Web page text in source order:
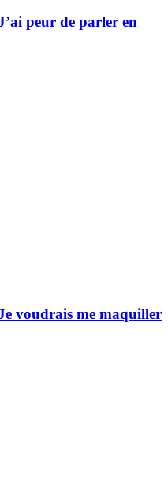
peur de parler en
voudrais me maquiller